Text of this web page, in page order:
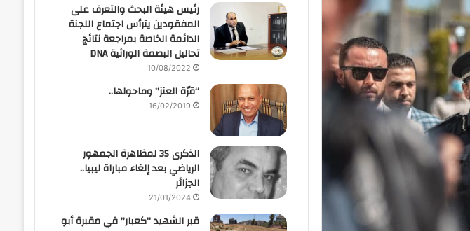
رئيس هيئة البحث والتعرف على
المفقودين يترأس اجتماع اللجنة
الدائمة الخاصة بمراجعة نتائج
تحاليل البصمة الوراثية DNA
10/08/2022
“قرّة العنز” وماحولها..
16/02/2019
الذكرى 35 لمظاهرة الجمهور
الرياضي بعد إلغاء مباراة ليبيا..
الجزائر
21/01/2024
قبر الشهيد “كعبار” في مقبرة أبو